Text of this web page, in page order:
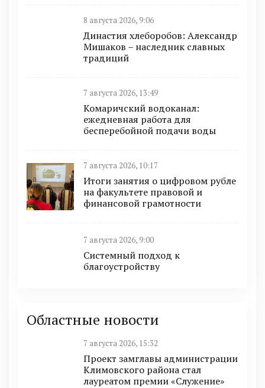
8 августа 2026, 9:06
Династия хлеборобов: Александр
Мишаков – наследник славных
традиций
7 августа 2026, 13:49
Комаричский водоканал:
ежедневная работа для
бесперебойной подачи воды
7 августа 2026, 10:17
Итоги занятия о цифровом рубле
на факультете правовой и
финансовой грамотности
7 августа 2026, 9:00
Системный подход к
благоустройству
Областные новости
7 августа 2026, 15:32
Проект замглавы администрации
Климовского района стал
лауреатом премии «Служение»